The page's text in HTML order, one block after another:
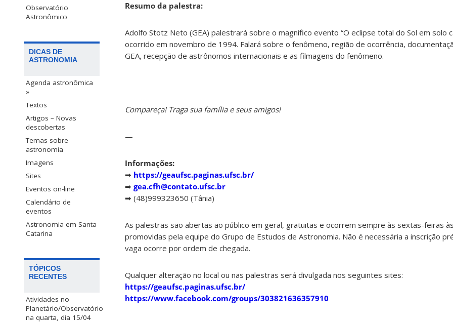
Observatório
Astronômico
DICAS DE
ASTRONOMIA
Agenda astronômica
»
Textos
Artigos – Novas
descobertas
Temas sobre
astronomia
Imagens
Sites
Eventos on-line
Calendário de
eventos
Astronomia em Santa
Catarina
TÓPICOS
RECENTES
Atividades no
Planetário/Observatório
na quarta, dia 15/04
Resumo da palestra:
Adolfo Stotz Neto (GEA) palestrará sobre o magnifico evento “O eclipse total do Sol em solo
ocorrido em novembro de 1994. Falará sobre o fenômeno, região de ocorrência,
GEA, recepção de astrônomos internacionais e as filmagens do fenômeno.
Compareça! Traga sua família e seus amigos!
—
Informações:
➡ https://geaufsc.paginas.ufsc.br/
➡ gea.cfh@contato.ufsc.br
➡ (48)999323650 (Tânia)
As palestras são abertas ao público em geral, gratuitas e ocorrem sempre às sextas-feiras
promovidas pela equipe do Grupo de Estudos de Astronomia. Não é necessária a inscrição
vaga ocorre por ordem de chegada.
Qualquer alteração no local ou nas palestras será divulgada nos seguintes sites:
https://geaufsc.paginas.ufsc.br/
https://www.facebook.com/groups/303821636357910